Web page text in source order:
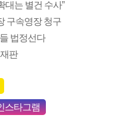
대는 별건 수사”
구속영장 청구
법정선다
판
스타그램